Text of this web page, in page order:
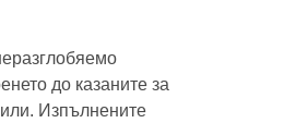
до казаните за
Изпълнените